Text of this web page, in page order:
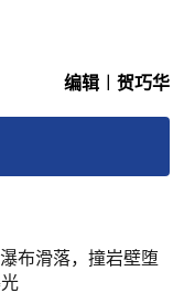
编辑︱贺巧华
布滑落，撞岩壁堕